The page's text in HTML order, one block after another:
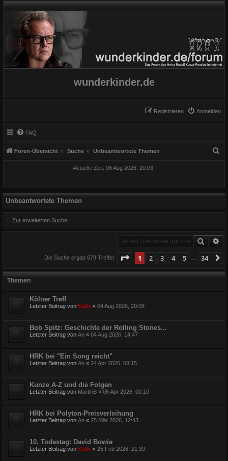
wunderkinder.de
Anmelden
Registrieren
FAQ
Foren-Übersicht Suche Unbeantwortete Themen
Aktuelle Zeit: 06 Aug 2026, 20:03
Unbeantwortete Themen
Zur erweiterten Suche
Suche
Die Suche ergab 679 Treffer Seite 1von 34
1 2 3 4 5 34
Themen
Kölner Treff
Letzter Beitrag von Kalle « 04 Aug 2026, 20:08
Bob Spitz: Geschichte der Rolling Stones...
Letzter Beitrag von An « 04 Aug 2026, 14:47
HRK bei "Ein Song reicht"
Letzter Beitrag von An « 24 Apr 2026, 08:15
Kunze A-Z und die Folgen
Letzter Beitrag von MartinB « 06 Apr 2026, 00:10
HRK bei Polyton-Preisverleihung
Letzter Beitrag von An « 25 Mär 2026, 12:43
10. Todestag: David Bowie
Letzter Beitrag von Kalle « 25 Feb 2026, 21:39